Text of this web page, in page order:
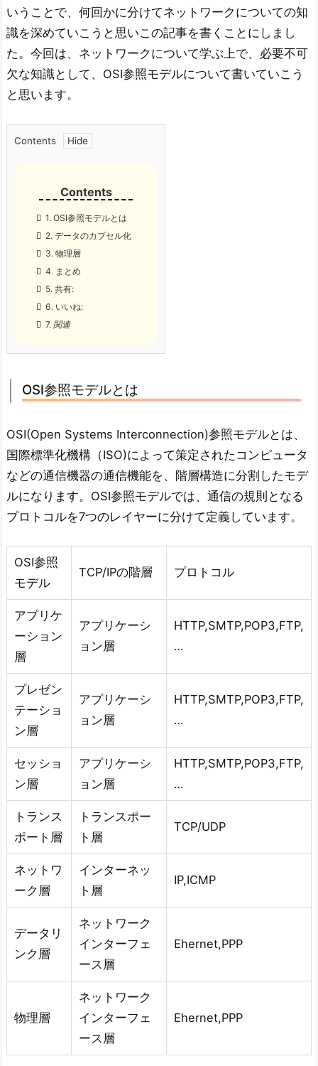
いうことで、何回かに分けてネットワークについての知
識を深めていこうと思いこの記事を書くことにしまし
た。今回は、ネットワークについて学ぶ上で、必要不可
欠な知識として、OSI参照モデルについて書いていこう
と思います。
Contents
1. OSI参照モデルとは
2. データのカプセル化
3. 物理層
4. まとめ
5. 共有:
6. いいね:
7. 関連
OSI参照モデルとは
OSI(Open Systems Interconnection)参照モデルとは、
国際標準化機構（ISO)によって策定されたコンピュータ
などの通信機器の通信機能を、階層構造に分割したモデ
ルになります。OSI参照モデルでは、通信の規則となる
プロトコルを7つのレイヤーに分けて定義しています。
OSI参照
モデル
TCP/IPの階層 プロトコル
アプリケ
ーション
層
アプリケーシ
ョン層
HTTP,SMTP,POP3,FTP,
…
プレゼン
テーショ
ン層
アプリケーシ
ョン層
HTTP,SMTP,POP3,FTP,
…
セッショ
ン層
アプリケーシ
ョン層
HTTP,SMTP,POP3,FTP,
…
トランス
ポート層
トランスポー
ト層
TCP/UDP
ネットワ
ーク層
インターネッ
ト層
IP,ICMP
データリ
ンク層
ネットワーク
インターフェ
ース層
Ehernet,PPP
物理層
ネットワーク
インターフェ
ース層
Ehernet,PPP